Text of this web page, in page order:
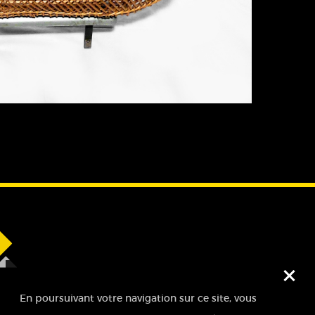
En poursuivant votre navigation sur ce site, vous